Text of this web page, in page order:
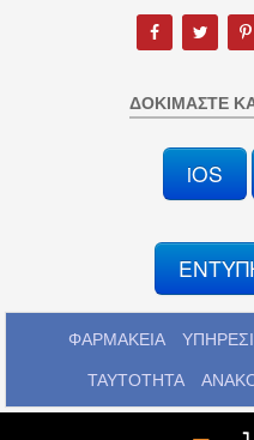
ΔΟΚΙΜΆΣΤΕ
iOS
ΦΑΡΜΑΚΕΙΑ
ΤΑΥΤΟΤΗΤΑ